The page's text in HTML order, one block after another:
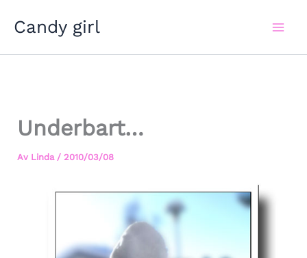
Candy girl
Underbart…
Av Linda / 2010/03/08